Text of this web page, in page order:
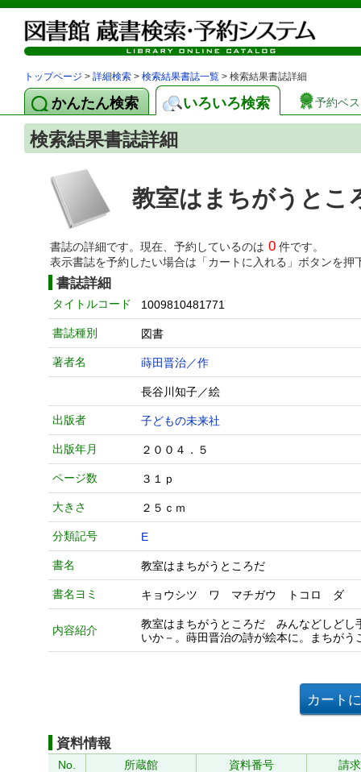
トップページ > 詳細検索 > 検索結果書誌一覧 > 検索結果書誌詳細
かんたん検索 いろいろ検索 予約ベ
検索結果書誌詳細
教室はまちがうとこ
書誌の詳細です。現在、予約しているのは 0 件です。
表示書誌を予約したい場合は「カートに入れる」ボタンを押
書誌詳細
タイトルコード 1009810481771
書誌種別 図書
著者名 蒔田晋治／作
長谷川知子／絵
出版者 子どもの未来社
出版年月 ２００４．５
ページ数 ３１ｐ
大きさ ２５ｃｍ
分類記号 E
書名 教室はまちがうところだ
書名ヨミ キョウシツ ワ マチガウ トコロ ダ
内容紹介
教室はまちがうところだ みんなどしど
いか－。蒔田晋治の詩が絵本に。まちが
資料情報
No. 所蔵館 資料番号
請